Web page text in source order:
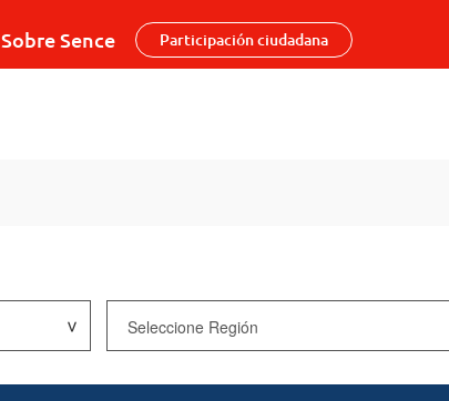
Sobre Sence Participación ciudadana